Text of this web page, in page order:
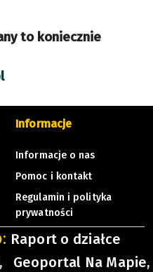
to koniecznie
Informacje
Informacje o nas
Pomoc i kontakt
Regulamin i polityka
prywatności
Raport o działce
Geoportal Na Mapie,